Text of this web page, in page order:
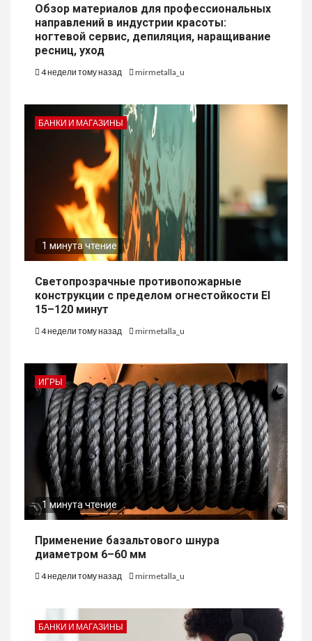
Обзор материалов для профессиональных
направлений в индустрии красоты:
ногтевой сервис, депиляция, наращивание
ресниц, уход
4 недели тому назад mirmetalla_u
БАНКИ И МАГАЗИНЫ
1 минута чтение
Светопрозрачные противопожарные
конструкции с пределом огнестойкости EI
15–120 минут
4 недели тому назад mirmetalla_u
ИГРЫ
1 минута чтение
Применение базальтового шнура
диаметром 6–60 мм
4 недели тому назад mirmetalla_u
БАНКИ И МАГАЗИНЫ